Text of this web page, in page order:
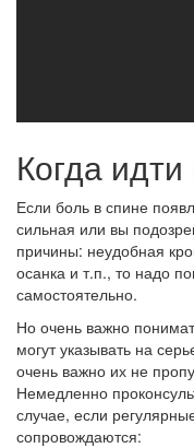
Когда идти
Если боль в спине
сильная или вы
причины: неудобная
осанка и т.п., то надо
самостоятельно.
Но очень важно
могут указывать на
очень важно их не
Немедленно
случае, если
сопровождаются: